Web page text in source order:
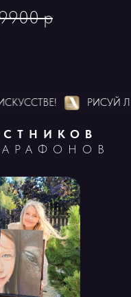
р
РИСУЙ ЛЕГКО!